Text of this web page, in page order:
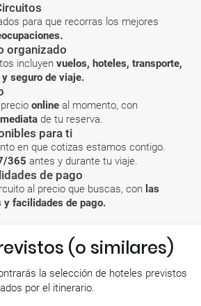
para que recorras los mejores
organizado
incluyen vuelos, hoteles, transporte,
seguro de viaje.
online al momento, con
de tu reserva.
para ti
en que cotizas estamos contigo.
365 antes y durante tu viaje.
de pago
al precio que buscas, con las
y facilidades de pago.
(o similares)
la selección de hoteles previstos
por el itinerario.